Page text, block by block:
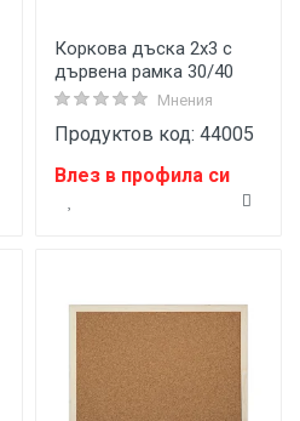
Коркова дъска 2x3 с
дървена рамка 30/40
Мнения
Продуктов код: 44005
Влез в профила си